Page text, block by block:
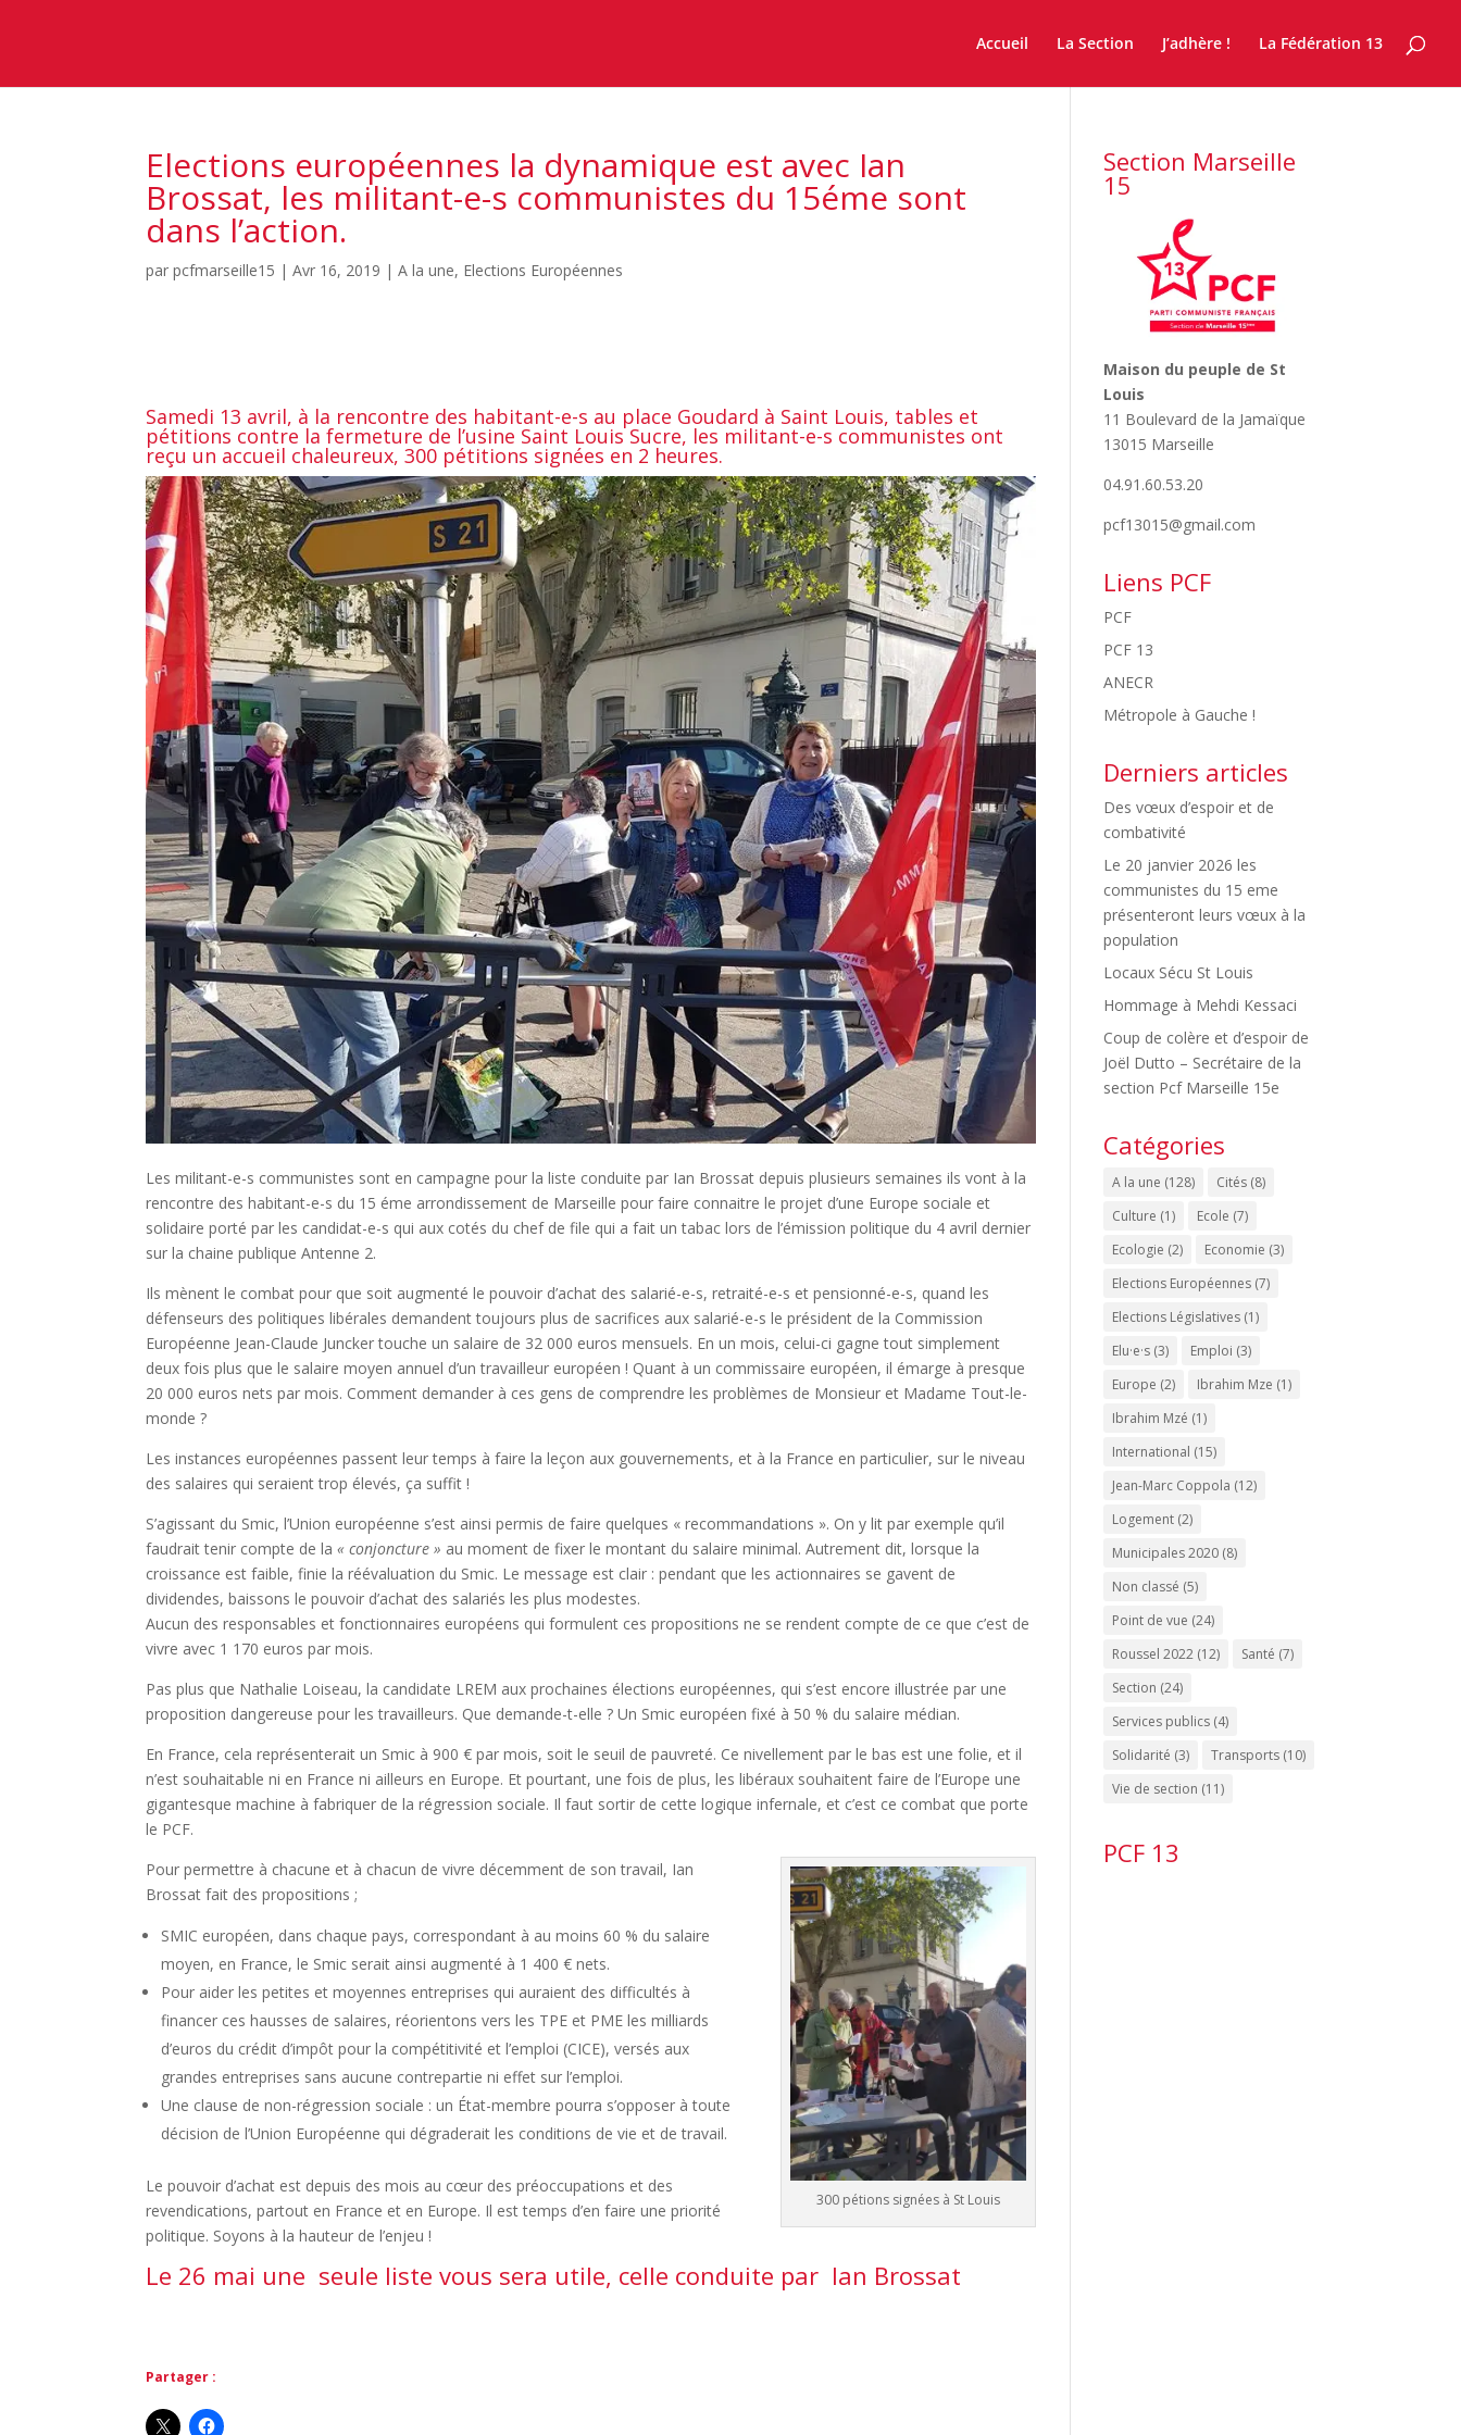
Accueil La Section J’adhère ! La Fédération 13
Elections européennes la dynamique est avec Ian
Brossat, les militant-e-s communistes du 15éme sont
dans l’action.
parpcfmarseille15 |Avr 16, 2019 |A la une, Elections Européennes
Samedi 13 avril, à la rencontre des habitant-e-s au place Goudard à Saint Louis, tables et
pétitions contre la fermeture de l’usine Saint Louis Sucre, les militant-e-s communistes ont
reçu un accueil chaleureux, 300 pétitions signées en 2 heures.
Les militant-e-s communistes sont en campagne pour la liste conduite par Ian Brossat depuis plusieurs semaines ils vont à la
rencontre des habitant-e-s du 15 éme arrondissement de Marseille pour faire connaitre le projet d’une Europe sociale et
solidaire porté par les candidat-e-s qui aux cotés du chef de file qui a fait un tabac lors de l’émission politique du 4 avril dernier
sur la chaine publique Antenne 2.
Ils mènent le combat pour que soit augmenté le pouvoir d’achat des salarié-e-s, retraité-e-s et pensionné-e-s, quand les
défenseurs des politiques libérales demandent toujours plus de sacrifices aux salarié-e-s le président de la Commission
Européenne Jean-Claude Juncker touche un salaire de 32 000 euros mensuels. En un mois, celui-ci gagne tout simplement
deux fois plus que le salaire moyen annuel d’un travailleur européen ! Quant à un commissaire européen, il émarge à presque
20 000 euros nets par mois. Comment demander à ces gens de comprendre les problèmes de Monsieur et Madame Tout-le-
monde ?
Les instances européennes passent leur temps à faire la leçon aux gouvernements, et à la France en particulier, sur le niveau
des salaires qui seraient trop élevés, ça suffit !
S’agissant du Smic, l’Union européenne s’est ainsi permis de faire quelques « recommandations ». On y lit par exemple qu’il
faudrait tenir compte de la« conjoncture » au moment de fixer le montant du salaire minimal. Autrement dit, lorsque la
croissance est faible, finie la réévaluation du Smic. Le message est clair : pendant que les actionnaires se gavent de
dividendes, baissons le pouvoir d’achat des salariés les plus modestes.
Aucun des responsables et fonctionnaires européens qui formulent ces propositions ne se rendent compte de ce que c’est de
vivre avec 1 170 euros par mois.
Pas plus que Nathalie Loiseau, la candidate LREM aux prochaines élections européennes, qui s’est encore illustrée par une
proposition dangereuse pour les travailleurs. Que demande-t-elle ? Un Smic européen fixé à 50 % du salaire médian.
En France, cela représenterait un Smic à 900 € par mois, soit le seuil de pauvreté. Ce nivellement par le bas est une folie, et il
n’est souhaitable ni en France ni ailleurs en Europe. Et pourtant, une fois de plus, les libéraux souhaitent faire de l’Europe une
gigantesque machine à fabriquer de la régression sociale. Il faut sortir de cette logique infernale, et c’est ce combat que porte
le PCF.
300 pétions signées à St Louis
Pour permettre à chacune et à chacun de vivre décemment de son travail, Ian
Brossat fait des propositions ;
SMIC européen, dans chaque pays, correspondant à au moins 60 % du salaire
moyen, en France, le Smic serait ainsi augmenté à 1 400 € nets.
Pour aider les petites et moyennes entreprises qui auraient des difficultés à
financer ces hausses de salaires, réorientons vers les TPE et PME les milliards
d’euros du crédit d’impôt pour la compétitivité et l’emploi (CICE), versés aux
grandes entreprises sans aucune contrepartie ni effet sur l’emploi.
Une clause de non-régression sociale : un État-membre pourra s’opposer à toute
décision de l’Union Européenne qui dégraderait les conditions de vie et de travail.
Le pouvoir d’achat est depuis des mois au cœur des préoccupations et des
revendications, partout en France et en Europe. Il est temps d’en faire une priorité
politique. Soyons à la hauteur de l’enjeu !
Le 26 mai une seule liste vous sera utile, celle conduite par Ian Brossat
Partager :
Section Marseille
15
Maison du peuple de St
Louis
11 Boulevard de la Jamaïque
13015 Marseille
04.91.60.53.20
pcf13015@gmail.com
Liens PCF
PCF
PCF 13
ANECR
Métropole à Gauche !
Derniers articles
Des vœux d’espoir et de
combativité
Le 20 janvier 2026 les
communistes du 15 eme
présenteront leurs vœux à la
population
Locaux Sécu St Louis
Hommage à Mehdi Kessaci
Coup de colère et d’espoir de
Joël Dutto – Secrétaire de la
section Pcf Marseille 15e
Catégories
A la une (128) Cités (8)
Culture (1) Ecole (7)
Ecologie (2) Economie (3)
Elections Européennes (7)
Elections Législatives (1)
Elu·e·s (3) Emploi (3)
Europe (2) Ibrahim Mze (1)
Ibrahim Mzé (1)
International (15)
Jean-Marc Coppola (12)
Logement (2)
Municipales 2020 (8)
Non classé (5)
Point de vue (24)
Roussel 2022 (12) Santé (7)
Section (24)
Services publics (4)
Solidarité (3) Transports (10)
Vie de section (11)
PCF 13